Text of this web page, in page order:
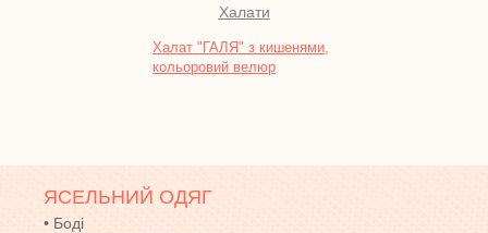
Халати
Халат "ГАЛЯ" з кишенями,
кольоровий велюр
ЯСЕЛЬНИЙ ОДЯГ
• Боді